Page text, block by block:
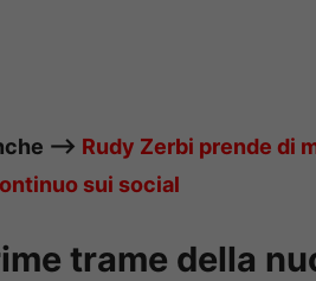
—–> Rudy Zerbi prende di
sui social
trame della